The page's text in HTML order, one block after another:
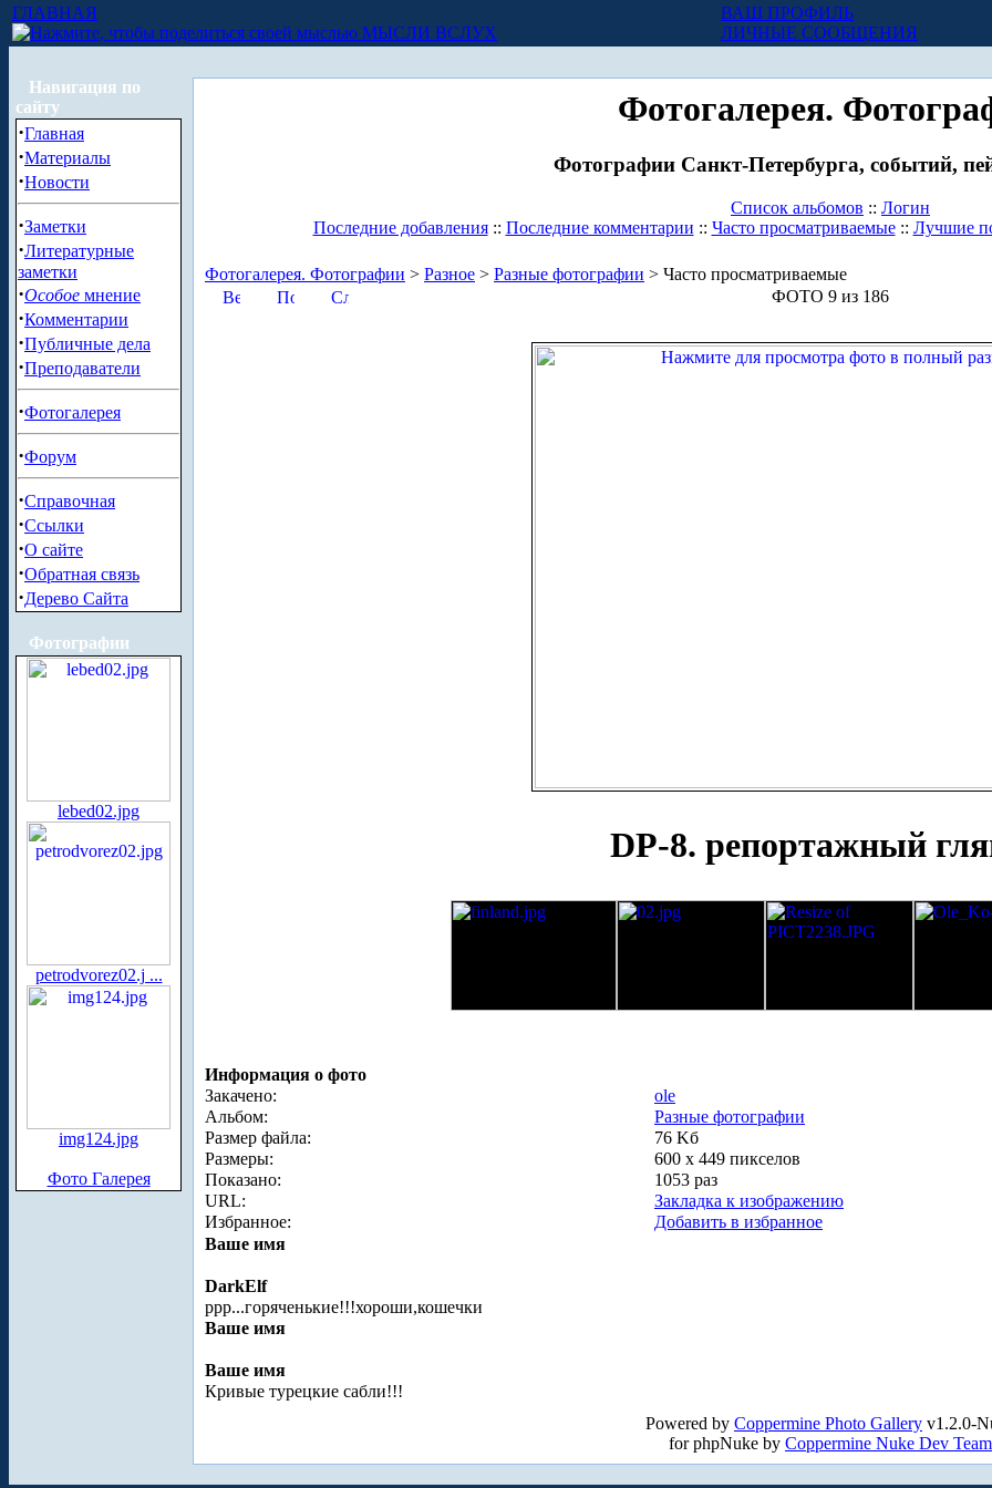
ГЛАВНАЯ
МЫСЛИ ВСЛУХ
ВАШ ПРОФИЛЬ
ЛИЧНЫЕ СООБЩЕНИЯ
Навигация по
сайту
·Главная
·Материалы
·Новости
·Заметки
·Литературные
заметки
·Особое мнение
·Комментарии
·Публичные дела
·Преподаватели
·Фотогалерея
·Форум
·Справочная
·Ссылки
·О сайте
·Обратная связь
·Дерево Сайта
Фотографии
lebed02.jpg
petrodvorez02.j ...
img124.jpg
Фото Галерея
Фотогалерея.
Фотографии Санкт-Петербурга, событий,
Список альбомов :: Логин
Последние добавления:: Последние комментарии :: Часто просматриваемые:: Лучшие
Фотогалерея. Фотографии > Разное > Разные фотографии > Часто просматриваемые
ФОТО 9 из 186
DP-8. репортажный
Информация о фото
Закачено:
ole
Альбом:
Разные фотографии
Размер файла:
76 Kб
Размеры:
600 x 449 пикселов
Показано:
1053 раз
URL:
Закладка к изображению
Избранное:
Добавить в избранное
Ваше имя
DarkElf
ррр...горяченькие!!!хороши,кошечки
Ваше имя
Ваше имя
Кривые турецкие сабли!!!
Powered by Coppermine Photo Gallery v1.2.0-
for phpNuke by Coppermine Nuke Dev Team